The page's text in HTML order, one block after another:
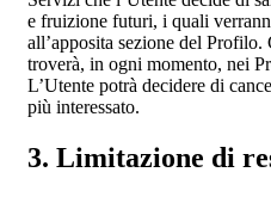
e fruizione futuri, i quali
all’apposita sezione del
troverà, in ogni momento, nei
L’Utente potrà decidere di
più interessato.
3. Limitazione di